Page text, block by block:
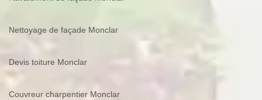
Nettoyage de façade Monclar
Devis toiture Monclar
Couvreur charpentier Monclar